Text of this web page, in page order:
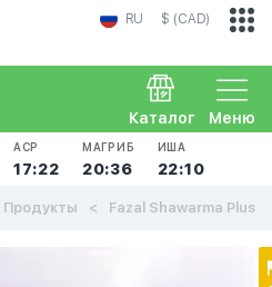
RU $ (CAD)
Меню
Каталог
АСР
17:22
МАГРИБ
20:36
ИША
22:10
Продукты Fazal Shawarma Plus